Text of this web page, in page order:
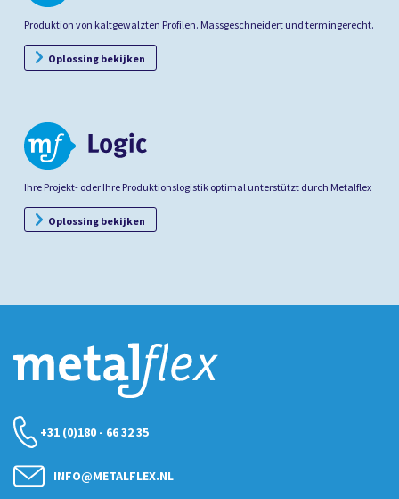
Produktion von kaltgewalzten Profilen. Massgeschneidert und termingerecht.
Oplossing bekijken
Ihre Projekt- oder Ihre Produktionslogistik optimal unterstützt durch Metalflex
Oplossing bekijken
+31 (0)180 - 66 32 35
INFO@METALFLEX.NL